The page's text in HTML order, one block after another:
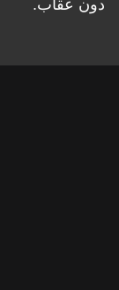
دون عقاب.